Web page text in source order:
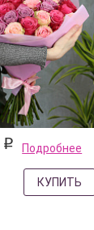
q Подробнее
КУПИТЬ